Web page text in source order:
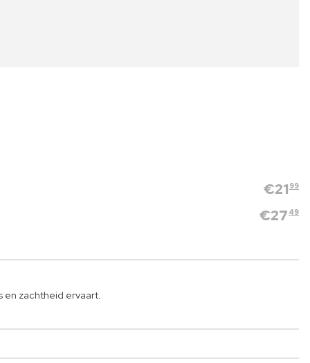
€21 99
€27 49
en zachtheid ervaart.